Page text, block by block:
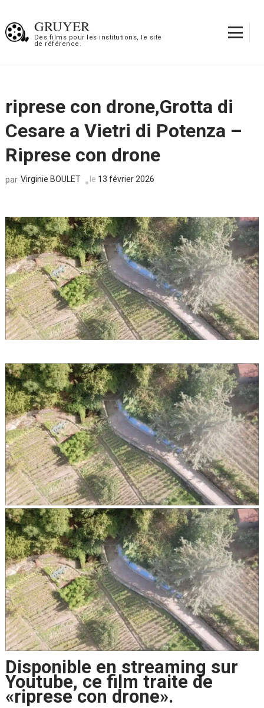
contenu
GRUYER
Des films pour les institutions, le site
de référence.
riprese con drone,Grotta di
Cesare a Vietri di Potenza –
Riprese con drone
par Virginie BOULET le 13 février 2026
Disponible en streaming sur
Youtube, ce film traite de
«riprese con drone».